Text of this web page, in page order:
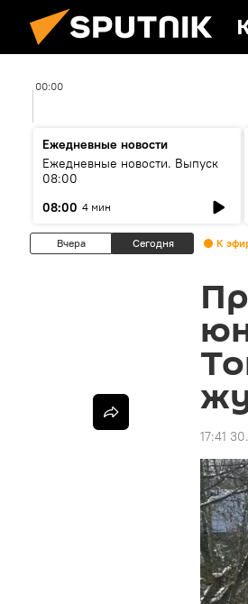
00:00
Ежедневные новости
Ежедневные новости. Выпуск
08:00
08:00 4 мин
Вчера Сегодня К
17:41